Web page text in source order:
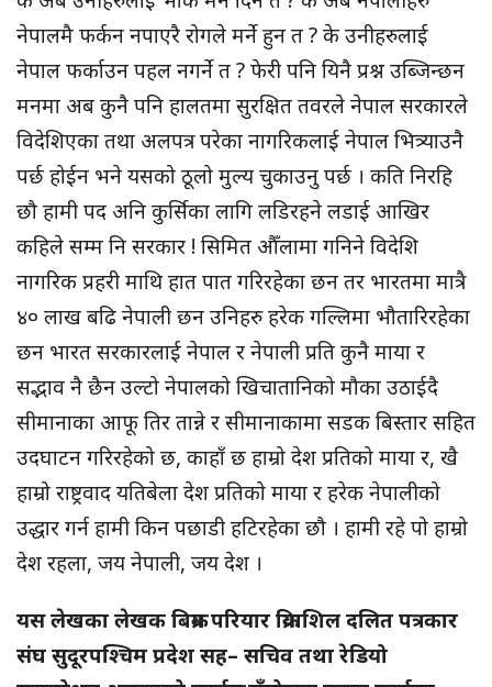
नेपालमै फर्कन नपाएरै रोगले मर्ने हुन त ? के उनीहरुलाई
नेपाल फर्काउन पहल नगर्ने त ? फेरी पनि यिनै प्रश्न उब्जिन्छन
मनमा अब कुनै पनि हालतमा सुरक्षित तवरले नेपाल सरकारले
विदेशिएका तथा अलपत्र परेका नागरिकलाई नेपाल भित्र्याउनै
पर्छ होईन भने यसको ठूलो मुल्य चुकाउनु पर्छ । कति निरहि
छौ हामी पद अनि कुर्सिका लागि लडिरहने लडाई आखिर
कहिले सम्म नि सरकार ! सिमित औँलामा गनिने विदेशि
नागरिक प्रहरी माथि हात पात गरिरहेका छन तर भारतमा मात्रै
४० लाख बढि नेपाली छन उनिहरु हरेक गल्लिमा भौतारिरहेका
छन भारत सरकारलाई नेपाल र नेपाली प्रति कुनै माया र
सद्भाव नै छैन उल्टो नेपालको खिचातानिको मौका उठाईदै
सीमानाका आफू तिर तान्ने र सीमानाकामा सडक बिस्तार सहित
उदघाटन गरिरहेको छ, काहाँ छ हाम्रो देश प्रतिको माया र, खै
हाम्रो राष्ट्रवाद यतिबेला देश प्रतिको माया र हरेक नेपालीको
उद्धार गर्न हामी किन पछाडी हटिरहेका छौ । हामी रहे पो हाम्रो
देश रहला, जय नेपाली, जय देश ।
यस लेखका लेखक बिक्रम परियार क्रियाशिल दलित पत्रकार
संघ सुदूरपश्चिम प्रदेश सह– सचिव तथा रेडियो